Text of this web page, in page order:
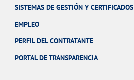
SISTEMAS DE GESTIÓN Y CERTIFICADOS
EMPLEO
PERFIL DEL CONTRATANTE
PORTAL DE TRANSPARENCIA